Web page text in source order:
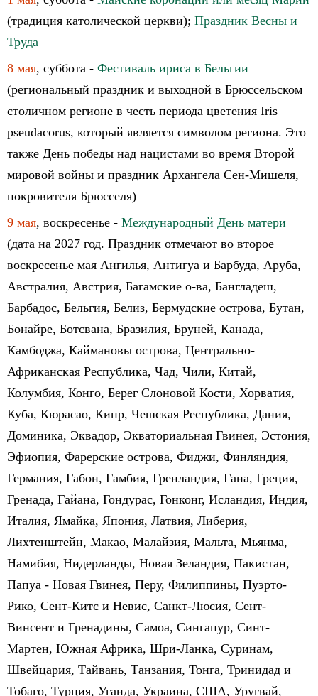
(традиция католической церкви); Праздник Весны и
Труда
8 мая, суббота - Фестиваль ириса в Бельгии
(региональный праздник и выходной в Брюссельском
столичном регионе в честь периода цветения Iris
pseudacorus, который является символом региона. Это
также День победы над нацистами во время Второй
мировой войны и праздник Архангела Сен-Мишеля,
покровителя Брюсселя)
9 мая, воскресенье - Международный День матери
(дата на 2027 год. Праздник отмечают во второе
воскресенье мая Ангилья, Антигуа и Барбуда, Аруба,
Австралия, Австрия, Багамские о-ва, Бангладеш,
Барбадос, Бельгия, Белиз, Бермудские острова, Бутан,
Бонайре, Ботсвана, Бразилия, Бруней, Канада,
Камбоджа, Каймановы острова, Центрально-
Африканская Республика, Чад, Чили, Китай,
Колумбия, Конго, Берег Слоновой Кости, Хорватия,
Куба, Кюрасао, Кипр, Чешская Республика, Дания,
Доминика, Эквадор, Экваториальная Гвинея, Эстония,
Эфиопия, Фарерские острова, Фиджи, Финляндия,
Германия, Габон, Гамбия, Гренландия, Гана, Греция,
Гренада, Гайана, Гондурас, Гонконг, Исландия, Индия,
Италия, Ямайка, Япония, Латвия, Либерия,
Лихтенштейн, Макао, Малайзия, Мальта, Мьянма,
Намибия, Нидерланды, Новая Зеландия, Пакистан,
Папуа - Новая Гвинея, Перу, Филиппины, Пуэрто-
Рико, Сент-Китс и Невис, Санкт-Люсия, Сент-
Винсент и Гренадины, Самоа, Сингапур, Синт-
Мартен, Южная Африка, Шри-Ланка, Суринам,
Швейцария, Тайвань, Танзания, Тонга, Тринидад и
Тобаго, Турция, Уганда, Украина, США, Уругвай,